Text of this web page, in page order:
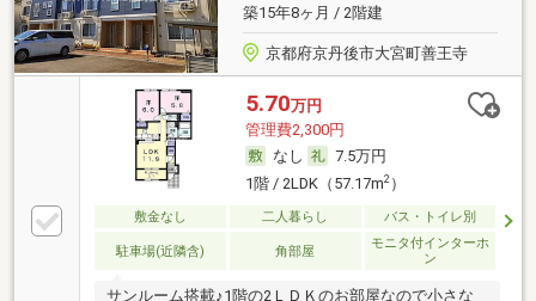
築15年8ヶ月 / 2階建
京都府京丹後市大宮町善王寺
5.70万円
管理費2,300円
なし
7.5万円
1階 / 2LDK（57.17m2）
敷金なし 二人暮らし バス・トイレ別
駐車場(近隣含) 角部屋
モニタ付インターホ
ン
サンルーム搭載♪1階の2ＬＤＫのお部屋なので小さな